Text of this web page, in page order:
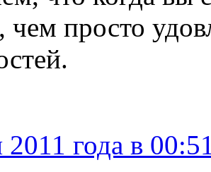
чем просто
2011 года в